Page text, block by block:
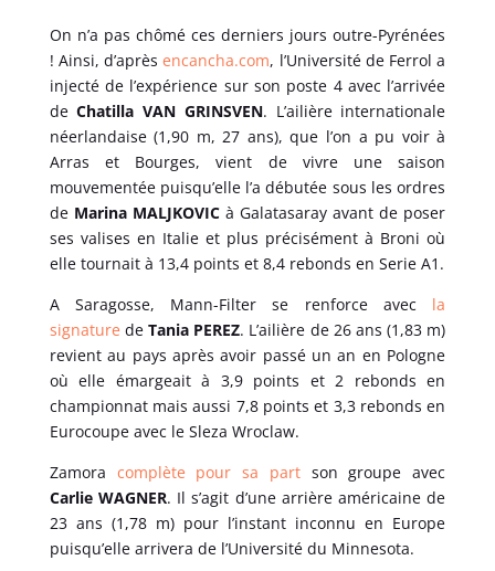
On n’a pas chômé ces derniers jours outre-Pyrénées
! Ainsi, d’aprèsencancha.com, l’Université de Ferrol a
injecté de l’expérience sur son poste 4 avec l’arrivée
deChatilla VAN GRINSVEN. L’ailière internationale
néerlandaise (1,90 m, 27 ans), que l’on a pu voir à
Arras et Bourges, vient de vivre une saison
mouvementée puisqu’elle l’a débutée sous les ordres
de Marina MALJKOVICà Galatasaray avant de poser
ses valises en Italie et plus précisément à Broni où
elle tournait à 13,4 points et 8,4 rebonds en Serie A1.
A Saragosse, Mann-Filter se renforce avec la
signature deTania PEREZ. L’ailière de 26 ans (1,83 m)
revient au pays après avoir passé un an en Pologne
où elle émargeait à 3,9 points et 2 rebonds en
championnat mais aussi 7,8 points et 3,3 rebonds en
Eurocoupe avec le Sleza Wroclaw.
Zamora complète pour sa partson groupe avec
Carlie WAGNER. Il s’agit d’une arrière américaine de
23 ans (1,78 m) pour l’instant inconnu en Europe
puisqu’elle arrivera de l’Université du Minnesota.